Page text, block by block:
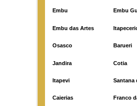
Embu Embu
Embu das Artes
Osasco Barueri
Jandira Cotia
Itapevi Santana
Caierias Franco